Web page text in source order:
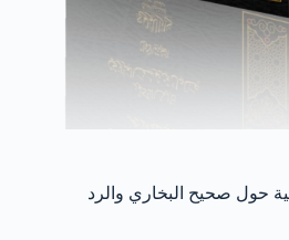
حول صحيح البخاري والرد